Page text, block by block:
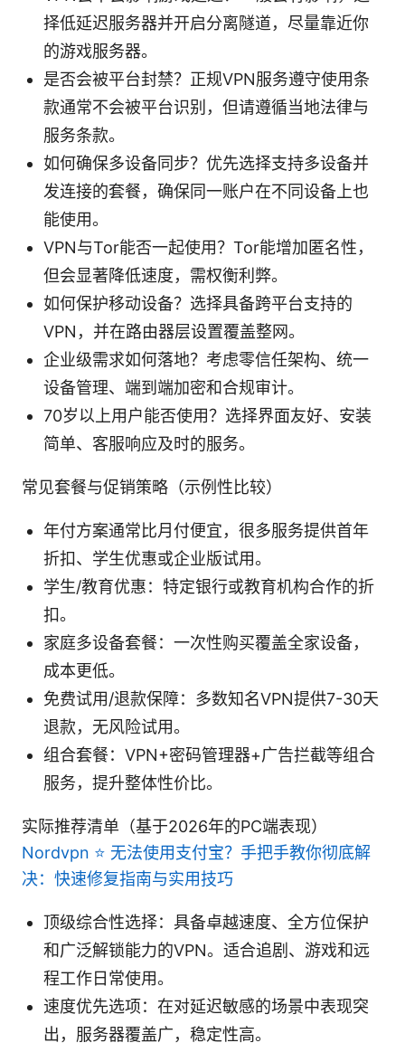
择低延迟服务器并开启分离隧道，尽量靠近你
的游戏服务器。
是否会被平台封禁？正规VPN服务遵守使用条
款通常不会被平台识别，但请遵循当地法律与
服务条款。
如何确保多设备同步？优先选择支持多设备并
发连接的套餐，确保同一账户在不同设备上也
能使用。
VPN与Tor能否一起使用？Tor能增加匿名性，
但会显著降低速度，需权衡利弊。
如何保护移动设备？选择具备跨平台支持的
VPN，并在路由器层设置覆盖整网。
企业级需求如何落地？考虑零信任架构、统一
设备管理、端到端加密和合规审计。
70岁以上用户能否使用？选择界面友好、安装
简单、客服响应及时的服务。
常见套餐与促销策略（示例性比较）
年付方案通常比月付便宜，很多服务提供首年
折扣、学生优惠或企业版试用。
学生/教育优惠：特定银行或教育机构合作的折
扣。
家庭多设备套餐：一次性购买覆盖全家设备，
成本更低。
免费试用/退款保障：多数知名VPN提供7-30天
退款，无风险试用。
组合套餐：VPN+密码管理器+广告拦截等组合
服务，提升整体性价比。
实际推荐清单（基于2026年的PC端表现）
Nordvpn ⭐ 无法使用支付宝？手把手教你彻底解
决：快速修复指南与实用技巧
顶级综合性选择：具备卓越速度、全方位保护
和广泛解锁能力的VPN。适合追剧、游戏和远
程工作日常使用。
速度优先选项：在对延迟敏感的场景中表现突
出，服务器覆盖广，稳定性高。